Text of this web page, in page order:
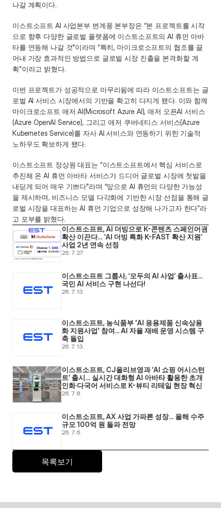
나갈 계획이다.
이스트소프트 AI 사업본부 변계풍 본부장은 “본 프로젝트를 시작
으로 향후 다양한 글로벌 플랫폼에 이스트소프트의 AI 휴먼 아바
타를 연동해 나갈 것"이라며 “특히, 마이크로소프트의 협조를 끌
어내 가장 효과적인 방법으로 글로벌 시장 진출을 본격화할 계
획”이라고 밝혔다.
이번 프로젝트가 성공적으로 마무리됨에 따라 이스트소프트는 글
로벌 AI 서비스 시장에서의 기반을 확고히 다지게 됐다. 이와 함께
마이크로소프트 애저 AI(Microsoft Azure AI), 애저 오픈AI 서비스
(Azure OpenAI Service), 그리고 애저 쿠버네티스 서비스(Azure
Kubernetes Service)를 자사 AI 서비스와 연동하기 위한 기술적
노하우도 확보하게 됐다.
이스트소프트 정상원 대표는 “이스트소프트에서 핵심 서비스로
추진해 온 AI 휴먼 아바타 서비스가 드디어 글로벌 시장에 첫발을
내딛게 되어 매우 기쁘다"라며 “앞으로 AI 휴먼의 다양한 가능성
을 제시하며, 비즈니스 모델 다각화에 기반한 시장 선점을 통해 글
로벌 시장을 대표하는 AI 휴먼 기업으로 성장해 나가고자 한다”라
고 포부를 밝혔다.
이스트소프트, AI 더빙으로 K-콘텐츠 스페인어권
확산 이끈다… ‘AI 더빙 특화 K-FAST 확산 지원’
사업 2년 연속 선정
26. 7. 27.
이스트소프트 그룹사, ‘모두의 AI 사업’ 출사표…
국민 AI 서비스 구현 나선다!
26. 7. 13.
이스트소프트, 농식품부 'AI 응용제품 신속상용
화 지원사업' 참여... AI 자율 재배 운영 시스템 구
축 돌입
26. 7. 13.
이스트소프트, CJ올리브영과 ‘AI 쇼핑 어시스턴
트’ 출시… 실시간 대화형 AI 아바타 활용한 초개
인화·다국어 서비스로 K-뷰티 리테일 현장 혁신
26. 7. 8.
이스트소프트, AX 사업 가파른 성장… 올해 수주
규모 100억 원 돌파 전망
26. 7. 6.
목록보기